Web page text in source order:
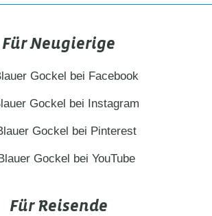
Yoga auf dem
Für Neugierige
Gockel bei Facebook
Gockel bei Instagram
Gockel bei Pinterest
Gockel bei YouTube
Für Reisende